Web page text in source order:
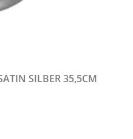
SILBER 35,5CM